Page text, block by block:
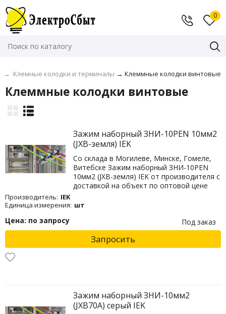
0
→ Клемные колодки и терминалы → Клеммные колодки винтовые
Клеммные колодки винтовые
Зажим наборный ЗНИ-10PEN 10мм2
(JXB-земля) IEK
Со склада в Могилеве, Минске, Гомеле,
Витебске Зажим наборный ЗНИ-10PEN
10мм2 (JXB-земля) IEK от производителя с
доставкой на объект по оптовой цене
Производитель: IEK
Единица измерения: шт
Цена: по запросу Под заказ
Запросить
Зажим наборный ЗНИ-10мм2
(JXB70А) серый IEK